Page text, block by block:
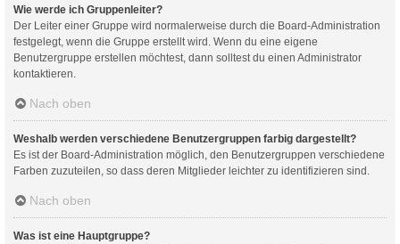
Wie werde ich Gruppenleiter?
Der Leiter einer Gruppe wird normalerweise durch die Board-Administration
festgelegt, wenn die Gruppe erstellt wird. Wenn du eine eigene
Benutzergruppe erstellen möchtest, dann solltest du einen Administrator
kontaktieren.
Nach oben
Weshalb werden verschiedene Benutzergruppen farbig dargestellt?
Es ist der Board-Administration möglich, den Benutzergruppen verschiedene
Farben zuzuteilen, so dass deren Mitglieder leichter zu identifizieren sind.
Nach oben
Was ist eine Hauptgruppe?